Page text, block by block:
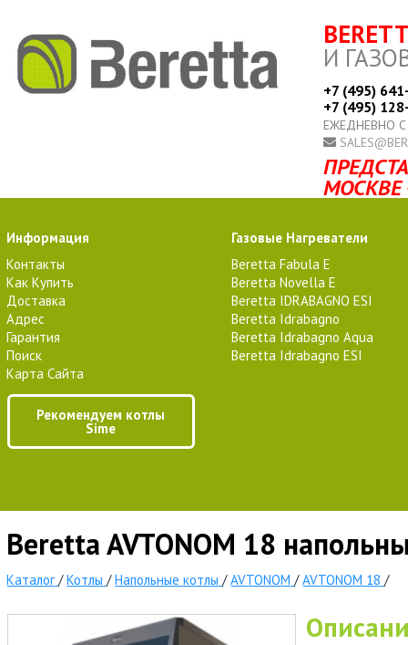
И
+7 (495)
+7 (495)
ЕЖЕДНЕВНО
МОСКВЕ
Информация
Контакты
Как Купить
Доставка
Адрес
Гарантия
Поиск
Карта Сайта
Рекомендуем котлы
Sime
Газовые Нагреватели
Beretta Fabula E
Beretta Novella E
Beretta IDRABAGNO ESI
Beretta Idrabagno
Beretta Idrabagno Aqua
Beretta Idrabagno ESI
Beretta AVTONOM 18
Каталог /Котлы /Напольные котлы /AVTONOM /AVTONOM 18 /